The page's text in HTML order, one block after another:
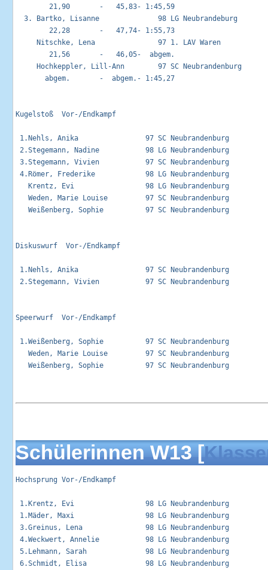
        21,90       -   45,83- 1:45,59
3. Bartko, Lisanne              98 LG Neubrandeburg
        22,28       -   47,74- 1:55,73
Nitschke, Lena               97 1. LAV
        21,56       -   46,05-  abgem.
Hochkeppler, Lill-Ann        97 SC
       abgem.       -  abgem.- 1:45,27
Kugelstoß  Vor-/Endkampf
1.Nehls, Anika                97 SC Neubrandenburg
2.Stegemann, Nadine           98 LG Neubrandenburg
3.Stegemann, Vivien           97 SC Neubrandenburg
4.Römer, Frederike            98 LG Neubrandenburg
Krentz, Evi                 98 LG Neubrandenburg
Weden, Marie Louise         97 SC Neubrandenburg
Weißenberg, Sophie          97 SC Neubrandenburg
Diskuswurf  Vor-/Endkampf
1.Nehls, Anika                97 SC Neubrandenburg
2.Stegemann, Vivien           97 SC Neubrandenburg
Speerwurf  Vor-/Endkampf
1.Weißenberg, Sophie          97 SC Neubrandenburg
Weden, Marie Louise         97 SC Neubrandenburg
Weißenberg, Sophie          97 SC
Schülerinnen W13 [
Hochsprung Vor-/Endkampf
1.Krentz, Evi                 98 LG Neubrandenburg
1.Mäder, Maxi                 98 LG Neubrandenburg
3.Greinus, Lena               98 LG Neubrandenburg
4.Weckwert, Annelie           98 LG Neubrandenburg
5.Lehmann, Sarah              98 LG Neubrandenburg
6.Schmidt, Elisa              98 LG Neubrandenburg